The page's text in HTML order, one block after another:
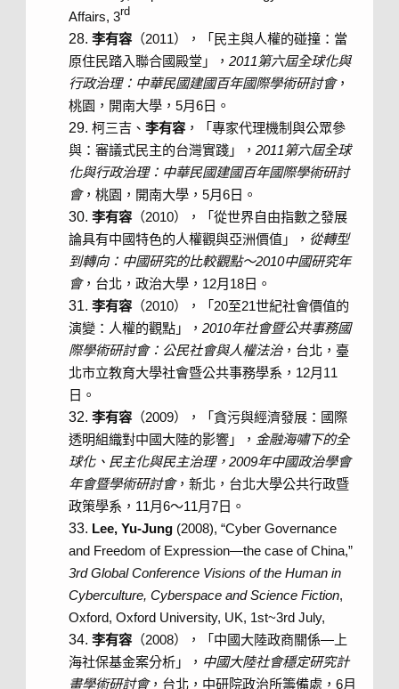
Affairs, 3rd
李有容（2011），「民主與人權的碰撞：當
原住民踏入聯合國殿堂」， 2011 第六屆全球化與
行政治理：中華民國建國百年國際學術研討會，
桃園，開南大學，5月6日。
柯三吉、 李有容，「專家代理機制與公眾參
與：審議式民主的台灣實踐」， 2011 第六屆全球
化與行政治理：中華民國建國百年國際學術研討
會，桃園，開南大學，5月6日。
李有容（2010），「從世界自由指數之發展
論具有中國特色的人權觀與亞洲價值」， 從轉型
到轉向：中國研究的比較觀點～2010中國研究年
會，台北，政治大學，12月18日。
李有容（2010），「20至21世紀社會價值的
演變：人權的觀點」， 2010年社會暨公共事務國
際學術研討會：公民社會與人權法治，台北，臺
北市立教育大學社會暨公共事務學系，12月11
日。
李有容（2009），「貪污與經濟發展：國際
透明組織對中國大陸的影響」， 金融海嘯下的全
球化、民主化與民主治理， 2009年中國政治學會
年會暨學術研討會，新北，台北大學公共行政暨
政策學系，11月6～11月7日。
Lee, Yu-Jung(2008), “Cyber Governance
and Freedom of Expression—the case of China,”
3rd Global Conference Visions of the Human in
Cyberculture, Cyberspace and Science Fiction,
Oxford, Oxford University, UK, 1st~3rd July,
李有容（2008），「中國大陸政商關係—上
海社保基金案分析」， 中國大陸社會穩定研究計
畫學術研討會，台北，中研院政治所籌備處，6月